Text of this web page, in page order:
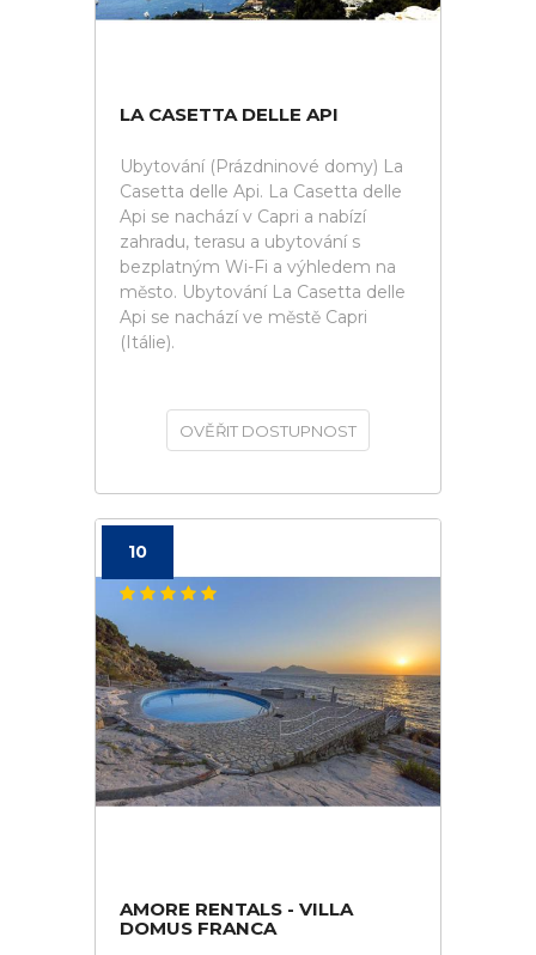
LA CASETTA DELLE API
Ubytování (Prázdninové domy) La
Casetta delle Api. La Casetta delle
Api se nachází v Capri a nabízí
zahradu, terasu a ubytování s
bezplatným Wi-Fi a výhledem na
město. Ubytování La Casetta delle
Api se nachází ve městě Capri
(Itálie).
OVĚŘIT DOSTUPNOST
10
AMORE RENTALS - VILLA
DOMUS FRANCA